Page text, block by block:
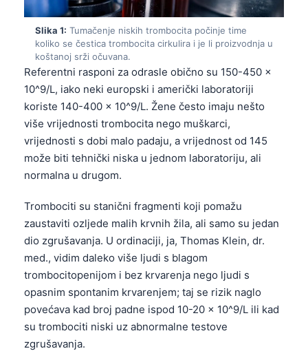
Slika 1: Tumačenje niskih trombocita počinje time
koliko se čestica trombocita cirkulira i je li proizvodnja u
koštanoj srži očuvana.
Referentni rasponi za odrasle obično su 150-450 ×
10^9/L, iako neki europski i američki laboratoriji
koriste 140-400 × 10^9/L. Žene često imaju nešto
više vrijednosti trombocita nego muškarci,
vrijednosti s dobi malo padaju, a vrijednost od 145
može biti tehnički niska u jednom laboratoriju, ali
normalna u drugom.
Trombociti su stanični fragmenti koji pomažu
zaustaviti ozljede malih krvnih žila, ali samo su jedan
dio zgrušavanja. U ordinaciji, ja, Thomas Klein, dr.
med., vidim daleko više ljudi s blagom
trombocitopenijom i bez krvarenja nego ljudi s
opasnim spontanim krvarenjem; taj se rizik naglo
povećava kad broj padne ispod 10-20 × 10^9/L ili kad
su trombociti niski uz abnormalne testove
zgrušavanja.